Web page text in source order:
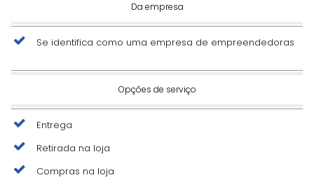
Da empresa
Se identifica como uma empresa de empreendedoras
Opções de serviço
Entrega
Retirada na loja
Compras na loja